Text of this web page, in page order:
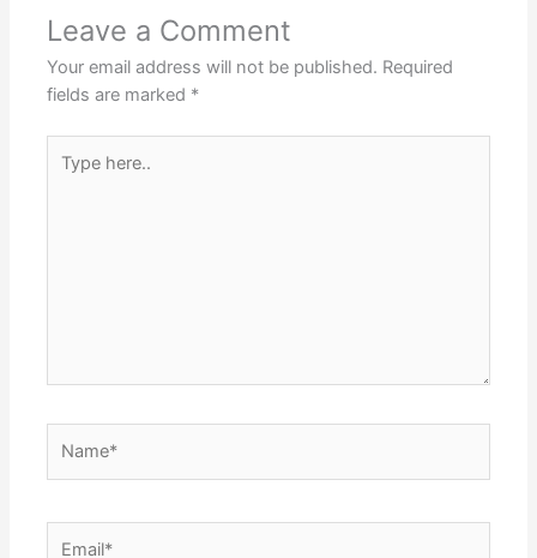
Leave a Comment
Your email address will not be published. Required
fields are marked *
here..